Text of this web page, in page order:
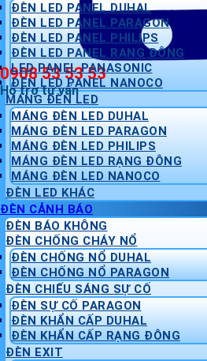
0908 53 53 53
Hỗ trợ tư vấn
ĐÈN LED PANEL DUHAL
ĐÈN LED PANEL PARAGON
ĐÈN LED PANEL PHILIPS
ĐÈN LED PANEL RẠNG ĐÔNG
LED PANEL PANASONIC
ĐÈN LED PANEL NANOCO
MÁNG ĐÈN LED
MÁNG ĐÈN LED DUHAL
MÁNG ĐÈN LED PARAGON
MÁNG ĐÈN LED PHILIPS
MÁNG ĐÈN LED RẠNG ĐÔNG
MÁNG ĐÈN LED NANOCO
ĐÈN LED KHÁC
ĐÈN CẢNH BÁO
ĐÈN BÁO KHÔNG
ĐÈN CHỐNG CHÁY NỔ
ĐÈN CHỐNG NỔ DUHAL
ĐÈN CHỐNG NỔ PARAGON
ĐÈN CHIẾU SÁNG SỰ CỐ
ĐÈN SỰ CỐ PARAGON
ĐÈN KHẨN CẤP DUHAL
ĐÈN KHẨN CẤP RẠNG ĐÔNG
ĐÈN EXIT